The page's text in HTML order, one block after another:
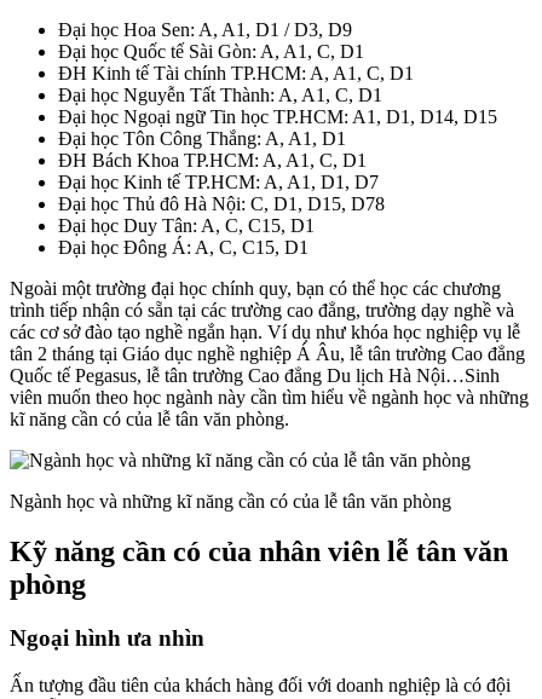
Đại học Hoa Sen: A, A1, D1 / D3, D9
Đại học Quốc tế Sài Gòn: A, A1, C, D1
ĐH Kinh tế Tài chính TP.HCM: A, A1, C, D1
Đại học Nguyễn Tất Thành: A, A1, C, D1
Đại học Ngoại ngữ Tin học TP.HCM: A1, D1, D14, D15
Đại học Tôn Công Thắng: A, A1, D1
ĐH Bách Khoa TP.HCM: A, A1, C, D1
Đại học Kinh tế TP.HCM: A, A1, D1, D7
Đại học Thủ đô Hà Nội: C, D1, D15, D78
Đại học Duy Tân: A, C, C15, D1
Đại học Đông Á: A, C, C15, D1
Ngoài một trường đại học chính quy, bạn có thể học các chương
trình tiếp nhận có sẵn tại các trường cao đẳng, trường dạy nghề và
các cơ sở đào tạo nghề ngắn hạn. Ví dụ như khóa học nghiệp vụ lễ
tân 2 tháng tại Giáo dục nghề nghiệp Á Âu, lễ tân trường Cao đẳng
Quốc tế Pegasus, lễ tân trường Cao đẳng Du lịch Hà Nội…Sinh
viên muốn theo học ngành này cần tìm hiểu về ngành học và những
kĩ năng cần có của lễ tân văn phòng.
Ngành học và những kĩ năng cần có của lễ tân văn phòng
Kỹ năng cần có của nhân viên lễ tân văn
phòng
Ngoại hình ưa nhìn
Ấn tượng đầu tiên của khách hàng đối với doanh nghiệp là có đội